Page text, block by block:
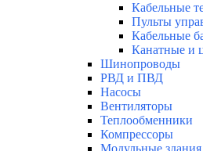
Кабельные
Пульты
Кабельные
Канатные и
Шинопроводы
РВД и ПВД
Насосы
Вентиляторы
Теплообменники
Компрессоры